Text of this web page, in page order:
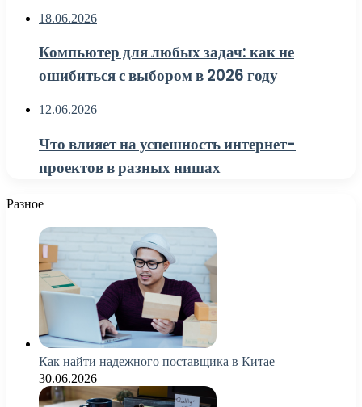
18.06.2026
Компьютер для любых задач: как не
ошибиться с выбором в 2026 году
12.06.2026
Что влияет на успешность интернет-
проектов в разных нишах
Разное
Как найти надежного поставщика в Китае
30.06.2026